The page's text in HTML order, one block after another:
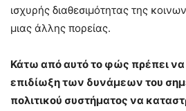
ισχυρής διαθεσιμότητας της
μιας άλλης πορείας.
Κάτω από αυτό το φώς πρέπει να
επιδίωξη των δυνάμεων του
πολιτικού συστήματος να